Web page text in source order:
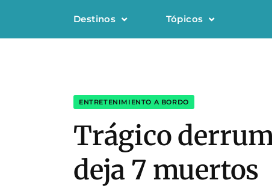
Destinos Tópicos
ENTRETENIMIENTO A BORDO
Trágico
deja 7 muertos